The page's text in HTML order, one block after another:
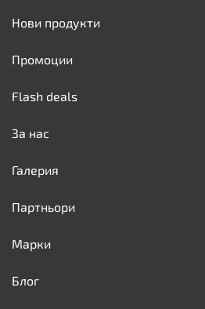
Нови продукти
Промоции
Flash deals
За нас
Галерия
Партньори
Марки
Блог